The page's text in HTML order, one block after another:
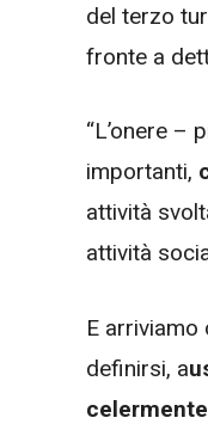
del terzo
fronte a
“L’onere –
importanti,
attività
attività
E
definirsi, a